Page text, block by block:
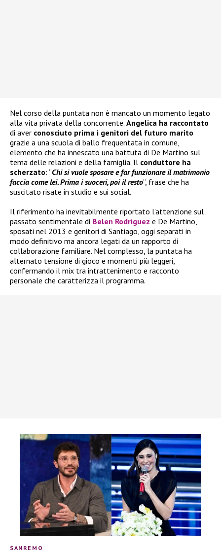
Nel corso della puntata non è mancato un momento legato
alla vita privata della concorrente. Angelica ha raccontato
di aver conosciuto prima i genitori del futuro marito
grazie a una scuola di ballo frequentata in comune,
elemento che ha innescato una battuta di De Martino sul
tema delle relazioni e della famiglia. Il conduttore ha
scherzato: “Chi si vuole sposare e far funzionare il matrimonio
faccia come lei. Prima i suoceri, poi il resto”, frase che ha
suscitato risate in studio e sui social.
Il riferimento ha inevitabilmente riportato l’attenzione sul
passato sentimentale di Belen Rodriguez e De Martino,
sposati nel 2013 e genitori di Santiago, oggi separati in
modo definitivo ma ancora legati da un rapporto di
collaborazione familiare. Nel complesso, la puntata ha
alternato tensione di gioco e momenti più leggeri,
confermando il mix tra intrattenimento e racconto
personale che caratterizza il programma.
SANREMO